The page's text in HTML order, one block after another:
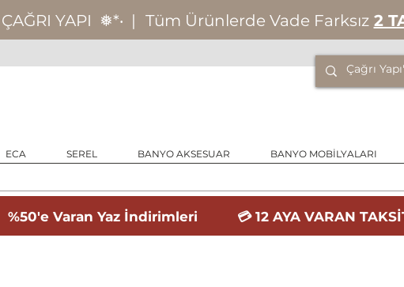
YAPI ❅*‧ | Tüm Ürünlerde Vade Farksız 2
ECA SEREL BANYO AKSESUAR BANYO MOBİLYALARI
%50'e Varan Yaz İndirimleri 💳 12 AYA VARAN TAKSİT